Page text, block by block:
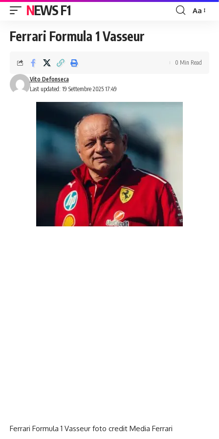
NEWS F1
Font
Aa
Ferrari Formula 1 Vasseur
Last updated: 19 Settembre 2025 17:49
Vito Defonseca
0 Min Read
Ferrari Formula 1 Vasseur foto credit Media Ferrari